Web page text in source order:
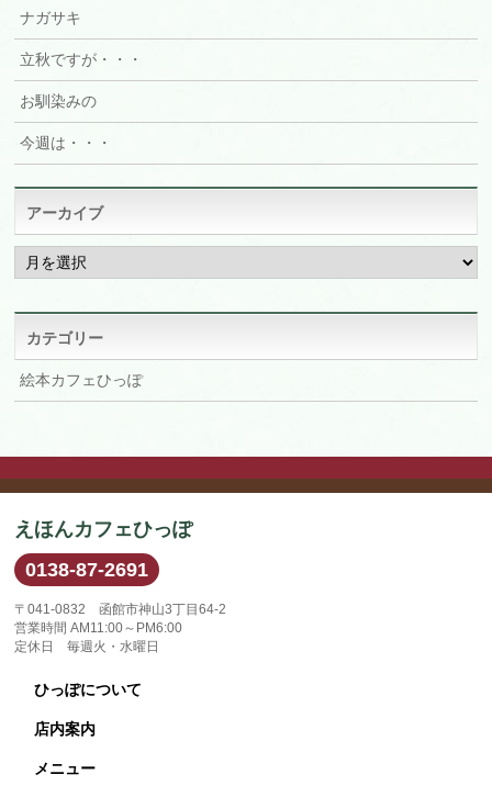
ナガサキ
立秋ですが・・・
お馴染みの
今週は・・・
アーカイブ
ア
ー
カ
カテゴリー
絵本カフェひっぽ
えほんカフェひっぽ
0138-87-2691
〒041-0832 函館市神山3丁目64-2
営業時間 AM11:00～PM6:00
定休日 毎週火・水曜日
ひっぽについて
店内案内
メニュー